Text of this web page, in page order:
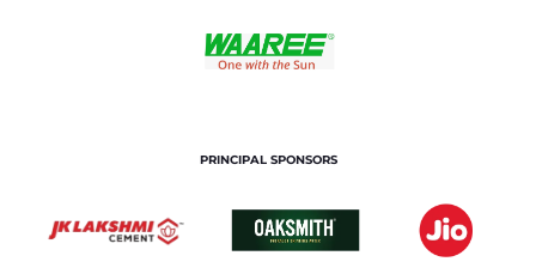
PRINCIPAL SPONSORS